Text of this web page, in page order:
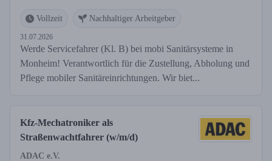
Vollzeit Nachhaltiger Arbeitgeber
31.07.2026
Werde Servicefahrer (Kl. B) bei mobi Sanitärsysteme in
Monheim! Verantwortlich für die Zustellung, Abholung und
Pflege mobiler Sanitäreinrichtungen. Wir biet...
Kfz-Mechatroniker als
Straßenwachtfahrer (w/m/d)
ADAC e.V.